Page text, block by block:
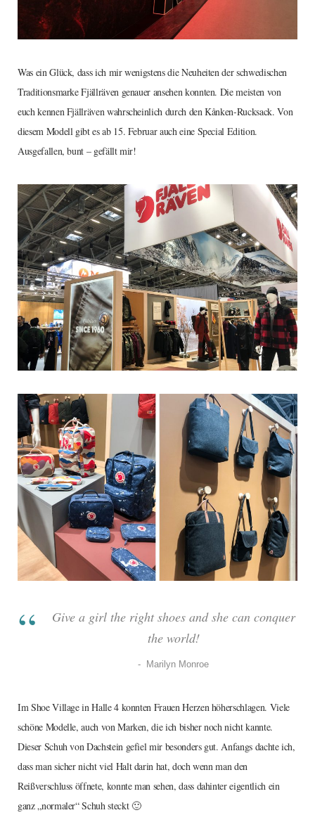
Was ein Glück, dass ich mir wenigstens die Neuheiten der schwedischen
Traditionsmarke Fjällräven genauer ansehen konnten. Die meisten von
euch kennen Fjällräven wahrscheinlich durch den Kånken-Rucksack. Von
diesem Modell gibt es ab 15. Februar auch eine Special Edition.
Ausgefallen, bunt – gefällt mir!
Give a girl the right shoes and she can conquer
the world!
Marilyn Monroe
Im Shoe Village in Halle 4 konnten Frauen Herzen höherschlagen. Viele
schöne Modelle, auch von Marken, die ich bisher noch nicht kannte.
Dieser Schuh von Dachstein gefiel mir besonders gut. Anfangs dachte ich,
dass man sicher nicht viel Halt darin hat, doch wenn man den
Reißverschluss öffnete, konnte man sehen, dass dahinter eigentlich ein
ganz „normaler“ Schuh steckt 🙂